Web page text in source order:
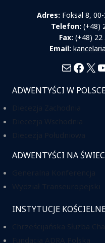
Adres: Foksal 8, 00-
Telefon: (+48)
Fax: (+48) 22
Email:
MailX
ADWENTYŚCI W POLSCE
ADWENTYŚCI NA
INSTYTUCJE KOŚCIELNE